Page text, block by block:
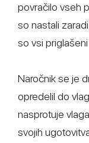
povračilo vseh
so nastali
so vsi
Naročnik se je
opredelil do
nasprotuje
svojih